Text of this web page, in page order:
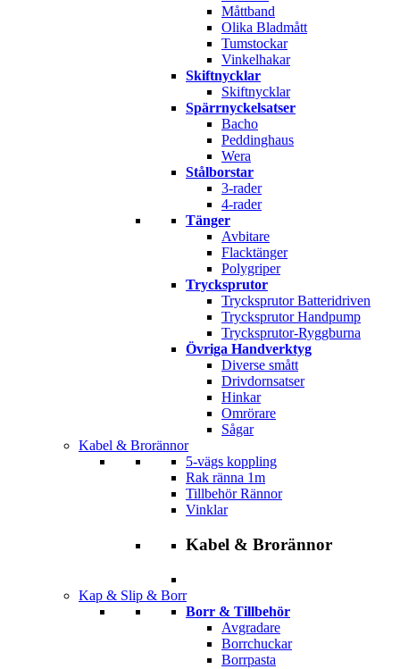
Måttband
Olika Bladmått
Tumstockar
Vinkelhakar
Skiftnycklar
Skiftnycklar
Spärrnyckelsatser
Bacho
Peddinghaus
Wera
Stålborstar
3-rader
4-rader
Tänger
Avbitare
Flacktänger
Polygriper
Trycksprutor
Trycksprutor Batteridriven
Trycksprutor Handpump
Trycksprutor-Ryggburna
Övriga Handverktyg
Diverse smått
Drivdornsatser
Hinkar
Omrörare
Sågar
Kabel & Brorännor
5-vägs koppling
Rak ränna 1m
Tillbehör Rännor
Vinklar
Kabel & Brorännor
Kap & Slip & Borr
Borr & Tillbehör
Avgradare
Borrchuckar
Borrpasta